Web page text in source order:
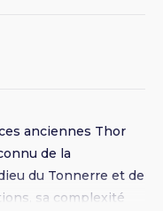
anciennes Thor
de la
du Tonnerre et de
sa complexité